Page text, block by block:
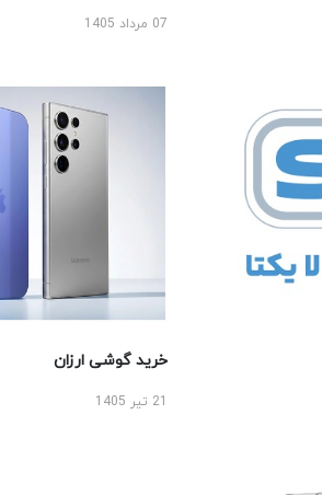
07 مرداد 1405
خرید گوشی ارزان